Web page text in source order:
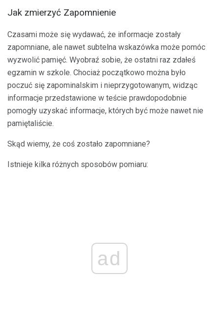
Jak zmierzyć Zapomnienie
Czasami może się wydawać, że informacje zostały
zapomniane, ale nawet subtelna wskazówka może pomóc
wyzwolić pamięć. Wyobraź sobie, że ostatni raz zdałeś
egzamin w szkole. Chociaż początkowo można było
poczuć się zapominalskim i nieprzygotowanym, widząc
informacje przedstawione w teście prawdopodobnie
pomogły uzyskać informacje, których być może nawet nie
pamiętaliście.
Skąd wiemy, że coś zostało zapomniane?
Istnieje kilka różnych sposobów pomiaru:
ad